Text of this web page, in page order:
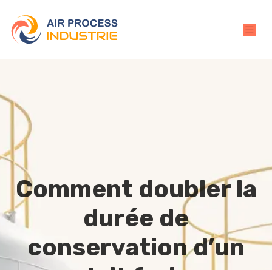
Comment doubler la
durée de
conservation d’un